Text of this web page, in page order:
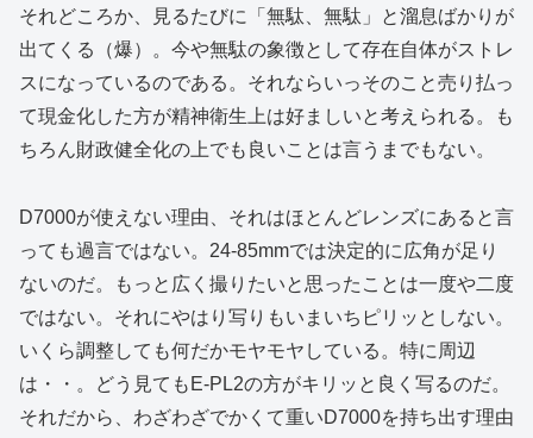
それどころか、見るたびに「無駄、無駄」と溜息ばかりが
出てくる（爆）。今や無駄の象徴として存在自体がストレ
スになっているのである。それならいっそのこと売り払っ
て現金化した方が精神衛生上は好ましいと考えられる。も
ちろん財政健全化の上でも良いことは言うまでもない。
D7000が使えない理由、それはほとんどレンズにあると言
っても過言ではない。24-85mmでは決定的に広角が足り
ないのだ。もっと広く撮りたいと思ったことは一度や二度
ではない。それにやはり写りもいまいちピリッとしない。
いくら調整しても何だかモヤモヤしている。特に周辺
は・・。どう見てもE-PL2の方がキリッと良く写るのだ。
それだから、わざわざでかくて重いD7000を持ち出す理由